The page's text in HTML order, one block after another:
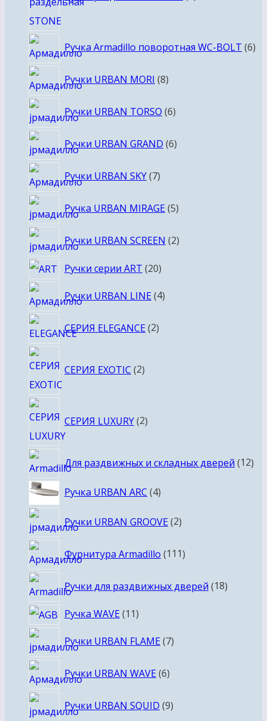
Ручка Armadillo поворотная WC-BOLT 66
Ручки URBAN MORI 88
Ручки URBAN TORSO 66
Ручки URBAN GRAND 66
Ручки URBAN SKY 77
Ручка URBAN MIRAGE 55
Ручки URBAN SCREEN 22
Ручки серии ART 2020
Ручки URBAN LINE 44
СЕРИЯ ELEGANCE 22
СЕРИЯ EXOTIC 2товара
СЕРИЯ LUXURY 2товара
Для раздвижных и складных дверей 1212
Ручка URBAN ARC 44
Ручки URBAN GROOVE 22
Фурнитура Armadillo 111111
Ручки для раздвижных дверей 1818
Ручка WAVE 1111
Ручки URBAN FLAME 77
Ручки URBAN WAVE 66
Ручки URBAN SQUID 99